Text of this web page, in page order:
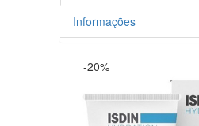
Informações
-20%